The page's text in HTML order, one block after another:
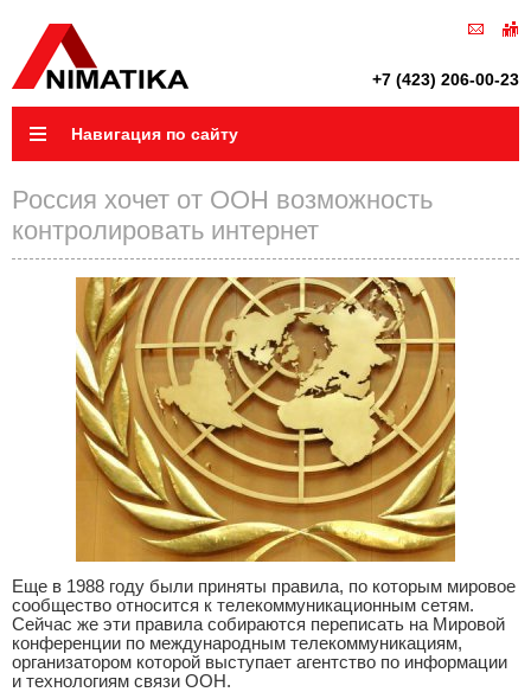
+7 (423) 206-00-23
Навигация по сайту
Россия хочет от ООН возможность
контролировать интернет
Еще в 1988 году были приняты правила, по которым мировое
сообщество относится к телекоммуникационным сетям.
Сейчас же эти правила собираются переписать на Мировой
конференции по международным телекоммуникациям,
организатором которой выступает агентство по информации
и технологиям связи ООН.